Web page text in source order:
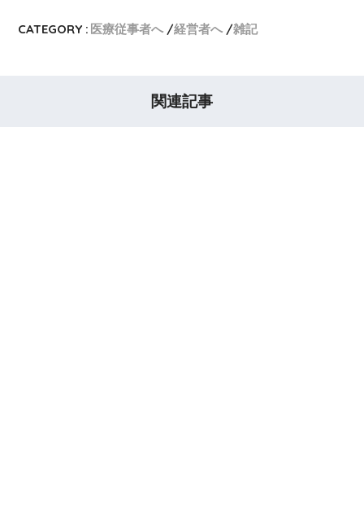
CATEGORY : 医療従事者へ 経営者へ 雑記
関連記事